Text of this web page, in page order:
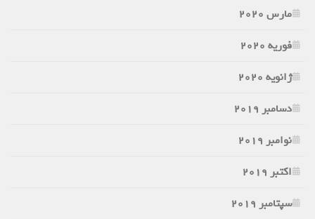
مارس 2020
فوریه 2020
ژانویه 2020
دسامبر 2019
نوامبر 2019
اکتبر 2019
سپتامبر 2019